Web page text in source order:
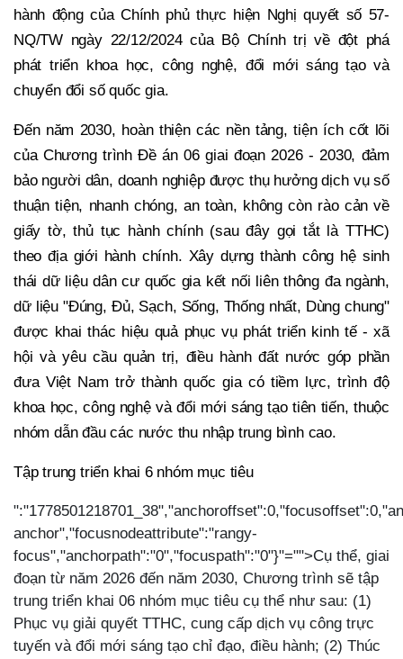
hành động của Chính phủ thực hiện Nghị quyết số 57-
NQ/TW ngày 22/12/2024 của Bộ Chính trị về đột phá
phát triển khoa học, công nghệ, đổi mới sáng tạo và
chuyển đổi số quốc gia.
Đến năm 2030, hoàn thiện các nền tảng, tiện ích cốt lõi
của Chương trình Đề án 06 giai đoạn 2026 - 2030, đảm
bảo người dân, doanh nghiệp được thụ hưởng dịch vụ số
thuận tiện, nhanh chóng, an toàn, không còn rào cản về
giấy tờ, thủ tục hành chính (sau đây gọi tắt là TTHC)
theo địa giới hành chính. Xây dựng thành công hệ sinh
thái dữ liệu dân cư quốc gia kết nối liên thông đa ngành,
dữ liệu "Đúng, Đủ, Sạch, Sống, Thống nhất, Dùng chung"
được khai thác hiệu quả phục vụ phát triển kinh tế - xã
hội và yêu cầu quản trị, điều hành đất nước góp phần
đưa Việt Nam trở thành quốc gia có tiềm lực, trình độ
khoa học, công nghệ và đổi mới sáng tạo tiên tiến, thuộc
nhóm dẫn đầu các nước thu nhập trung bình cao.
Tập trung triển khai 6 nhóm mục tiêu
anchor","focusnodeattribute":"rangy-
focus","anchorpath":"0","focuspath":"0"}"="">Cụ thể, giai
đoạn từ năm 2026 đến năm 2030, Chương trình sẽ tập
trung triển khai 06 nhóm mục tiêu cụ thể như sau: (1)
Phục vụ giải quyết TTHC, cung cấp dịch vụ công trực
tuyến và đổi mới sáng tạo chỉ đạo, điều hành; (2) Thúc